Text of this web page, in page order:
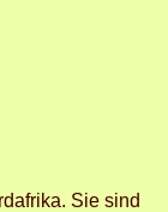
Sie sind